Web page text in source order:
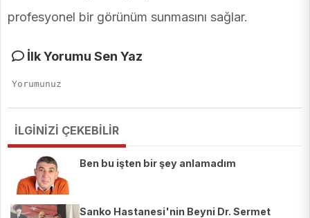
profesyonel bir görünüm sunmasını sağlar.
İlk Yorumu Sen Yaz
İLGİNİZİ ÇEKEBİLİR
Ben bu işten bir şey anlamadım
Sanko Hastanesi'nin Beyni Dr. Sermet